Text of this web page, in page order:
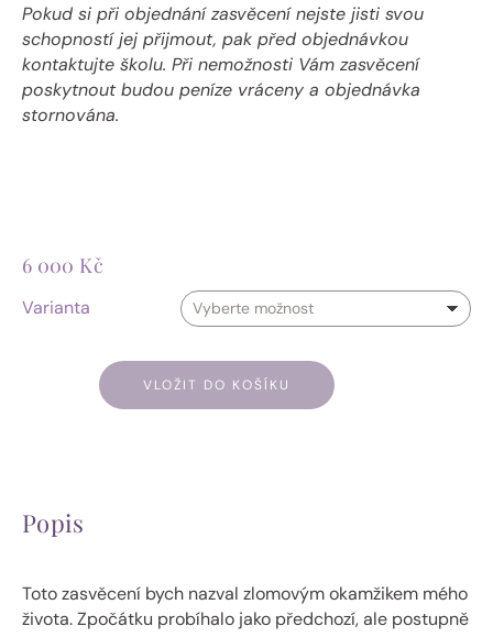
Pokud si při objednání zasvěcení nejste jisti svou
schopností jej přijmout, pak před objednávkou
kontaktujte školu. Při nemožnosti Vám zasvěcení
poskytnout budou peníze vráceny a objednávka
stornována.
6 000 Kč
Varianta
VLOŽIT DO KOŠÍKU
Popis
Toto zasvěcení bych nazval zlomovým okamžikem mého
života. Zpočátku probíhalo jako předchozí, ale postupně